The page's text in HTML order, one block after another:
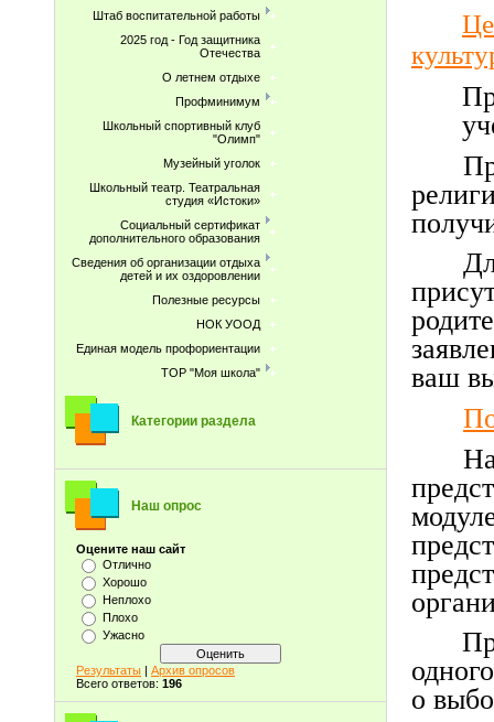
Штаб воспитательной работы
2025 год - Год защитника
Отечества
О летнем отдыхе
Профминимум
Школьный спортивный клуб
"Олимп"
Музейный уголок
Школьный театр. Театральная
студия «Истоки»
Социальный сертификат
дополнительного образования
Сведения об организации отдыха
детей и их оздоровлении
Полезные ресурсы
НОК УООД
Единая модель профориентации
ТОР "Моя школа"
Категории раздела
Наш опрос
Оцените наш сайт
Отлично
Хорошо
Неплохо
Плохо
Ужасно
Результаты | Архив опросов
Всего ответов: 196
ваш
о